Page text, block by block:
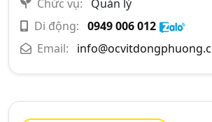
Chức vụ:
Quản lý
Di động: 0949 006 012
Email: